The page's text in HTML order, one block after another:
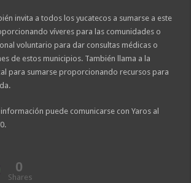
invita a todos los yucatecos a sumarse a este
víveres para las comunidades o
voluntario para dar consultas médicas o
de estos municipios. También llama a la
para sumarse proporcionando recursos para
puede comunicarse con Yaros al
0
Shares